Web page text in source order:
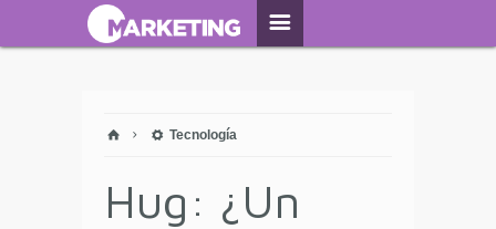
Tecnología
Hug: ¿Un